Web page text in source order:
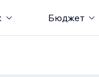
Бюджет